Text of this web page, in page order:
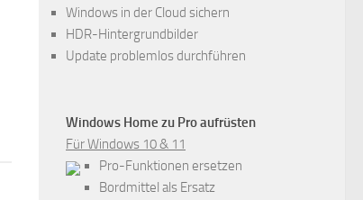
Windows in der Cloud sichern
HDR-Hintergrundbilder
Update problemlos durchführen
Windows Home zu Pro aufrüsten
Für Windows 10 & 11
Pro-Funktionen ersetzen
Bordmittel als Ersatz